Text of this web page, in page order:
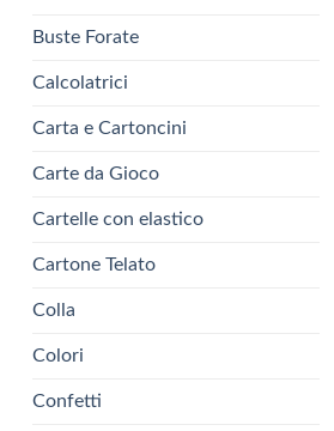
Buste Forate
Calcolatrici
Carta e Cartoncini
Carte da Gioco
Cartelle con elastico
Cartone Telato
Colla
Colori
Confetti